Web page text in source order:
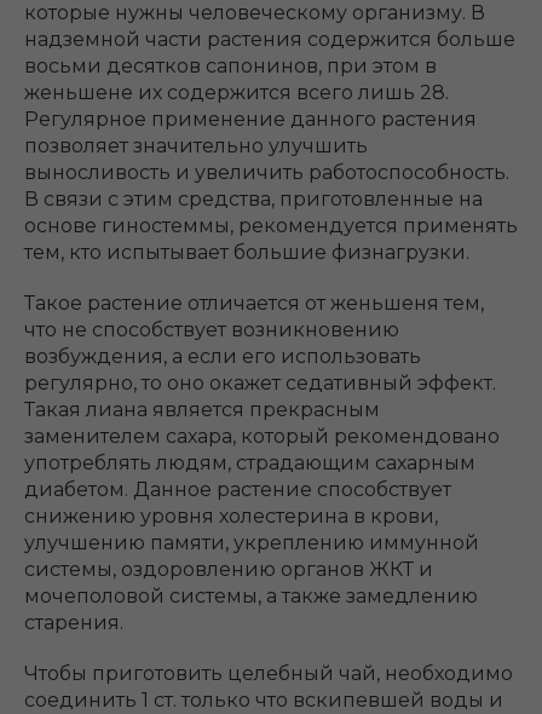
которые нужны человеческому организму. В
надземной части растения содержится больше
восьми десятков сапонинов, при этом в
женьшене их содержится всего лишь 28.
Регулярное применение данного растения
позволяет значительно улучшить
выносливость и увеличить работоспособность.
В связи с этим средства, приготовленные на
основе гиностеммы, рекомендуется применять
тем, кто испытывает большие физнагрузки.
Такое растение отличается от женьшеня тем,
что не способствует возникновению
возбуждения, а если его использовать
регулярно, то оно окажет седативный эффект.
Такая лиана является прекрасным
заменителем сахара, который рекомендовано
употреблять людям, страдающим сахарным
диабетом. Данное растение способствует
снижению уровня холестерина в крови,
улучшению памяти, укреплению иммунной
системы, оздоровлению органов ЖКТ и
мочеполовой системы, а также замедлению
старения.
Чтобы приготовить целебный чай, необходимо
соединить 1 ст. только что вскипевшей воды и